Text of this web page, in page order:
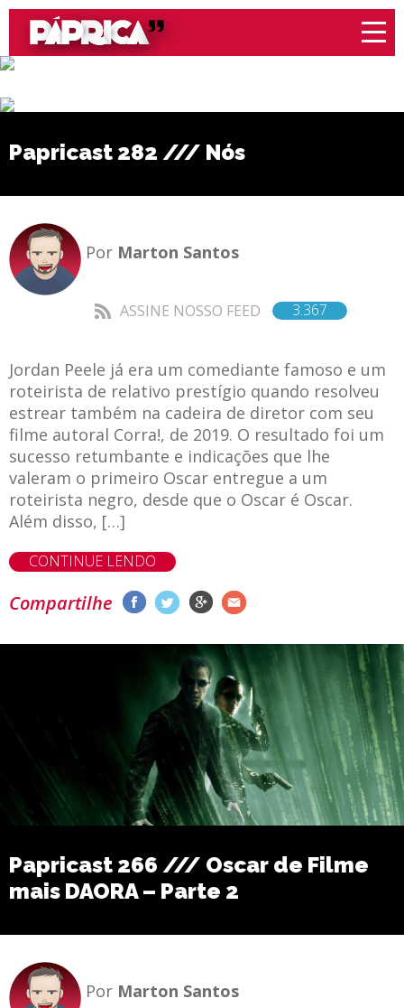
Papricast 282 /// Nós
Por Marton Santos
ASSINE NOSSO FEED 3.367
Jordan Peele já era um comediante famoso e um
roteirista de relativo prestígio quando resolveu
estrear também na cadeira de diretor com seu
filme autoral Corra!, de 2019. O resultado foi um
sucesso retumbante e indicações que lhe
valeram o primeiro Oscar entregue a um
roteirista negro, desde que o Oscar é Oscar.
Além disso, […]
CONTINUE LENDO
Compartilhe
Papricast 266 /// Oscar de Filme
mais DAORA – Parte 2
Por Marton Santos